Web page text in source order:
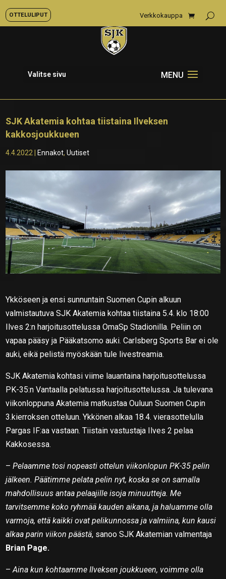
OTTELULIPUT Verkkokauppa
Valitse sivu
SJK Akatemia kohtaa tiistaina Ilveksen
kakkosjoukkueen
4.4.2022 Ennakot,Uutiset
Ykköseen ja ensi sunnuntain Suomen Cupin alkuun
valmistautuva SJK Akatemia kohtaa tiistaina 5.4. klo 18:00
Ilves 2:n harjoitusottelussa OmaSp Stadionilla. Peliin on
vapaa pääsy ja Pääkatsomo auki. Carlsberg Sports Bar ei ole
auki, eikä pelistä myöskään tule livestreamia.
SJK Akatemia kohtasi viime lauantaina harjoitusottelussa
PK-35:n Vantaalla pelatussa harjoitusottelussa. Ja tulevana
viikonloppuna Akatemia matkustaa Ouluun Suomen Cupin
3.kierroksen otteluun. Ykkönen alkaa 18.4. vierasottelulla
Pargas IF:aa vastaan. Tiistain vastustaja Ilves 2 pelaa
Kakkosessa.
–Pelaamme tosi nopeasti ottelun viikonlopun PK-35 pelin
jälkeen. Päätimme pelata pelin nyt, koska se on samalla
mahdollisuus antaa pelaajille isoja minuutteja. Me
tarvitsemme koko ryhmää kauden aikana, ja haluamme olla
varmoja, että kaikki ovat pelikunnossa ja valmiina, kun kausi
alkaa parin viikon päästä, sanoo SJK Akatemian valmentaja
Brian Page.
–Aina kun kohtaamme Ilveksen joukkueen, voimme olla